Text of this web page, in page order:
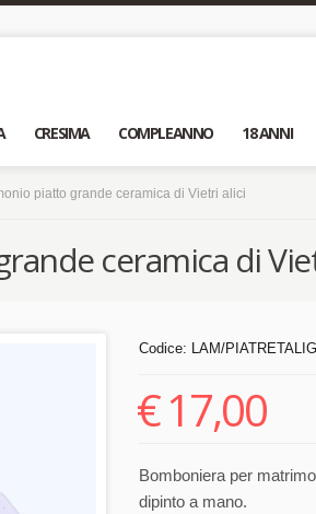
CRESIMA COMPLEANNO 18 ANNI
piatto grande ceramica di Vietri alici
ceramica di
Codice: LAM/
€17,00
Bomboniera per
dipinto a mano.